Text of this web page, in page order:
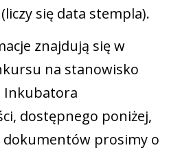
się data stempla).
znajdują się w
na stanowisko
Inkubatora
dostępnego poniżej,
dokumentów prosimy o